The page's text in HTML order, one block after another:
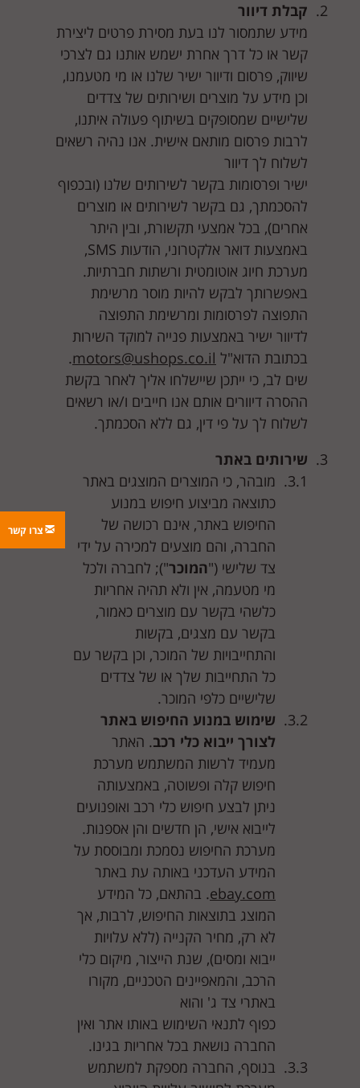
קבלת דיוור
מידע שתמסור לנו בעת מסירת פרטים ליצירת
קשר או כל דרך אחרת ישמש אותנו גם לצרכי
שיווק, פרסום ודיוור ישיר שלנו או מי מטעמנו,
וכן מידע על מוצרים ושירותים של צדדים
שלישיים שמסופקים בשיתוף פעולה איתנו,
לרבות פרסום מותאם אישית. אנו נהיה רשאים
לשלוח לך דיוור
ישיר ופרסומות בקשר לשירותים שלנו (ובכפוף
להסכמתך, גם בקשר לשירותים או מוצרים
אחרים), בכל אמצעי תקשורת, ובין היתר
באמצעות דואר אלקטרוני, הודעות SMS,
מערכת חיוג אוטומטית ורשתות חברתיות.
באפשרותך לבקש להיות מוסר מרשימת
התפוצה לפרסומות ומרשימת התפוצה
לדיוור ישיר באמצעות פנייה למוקד השירות
בכתובת הדוא"ל motors@ushops.co.il
.
שים לב, כי ייתכן שיישלחו אליך לאחר בקשת
ההסרה דיוורים אותם אנו חייבים ו/או רשאים
לשלוח לך על פי דין, גם ללא הסכמתך.
שירותים באתר
מובהר, כי המוצרים המוצגים באתר
כתוצאה מביצוע חיפוש במנוע
החיפוש באתר, אינם רכושה של
החברה, והם מוצעים למכירה על ידי
צד שלישי ("המוכר"); לחברה ולכל
מי מטעמה, אין ולא תהיה אחריות
כלשהי בקשר עם מוצרים כאמור,
בקשר עם מצגים, בקשות
והתחייבויות של המוכר, וכן בקשר עם
כל התחייבות שלך או של צדדים
שלישיים כלפי המוכר.
שימוש במנוע החיפוש באתר
לצורך ייבוא כלי רכב. האתר
מעמיד לרשות המשתמש מערכת
חיפוש קלה ופשוטה, באמצעותה
ניתן לבצע חיפוש כלי רכב ואופנועים
לייבוא אישי, הן חדשים והן אספנות.
מערכת החיפוש נסמכת ומבוססת על
המידע העדכני באותה עת באתר
ebay.com. בהתאם, כל המידע
המוצג בתוצאות החיפוש, לרבות, אך
לא רק, מחיר הקנייה (ללא עלויות
ייבוא ומסים), שנת הייצור, מיקום כלי
הרכב, והמאפיינים הטכניים, מקורו
באתרי צד ג' והוא
כפוף לתנאי השימוש באותו אתר ואין
החברה נושאת בכל אחריות בגינו.
בנוסף, החברה מספקת למשתמש
צרו קשר